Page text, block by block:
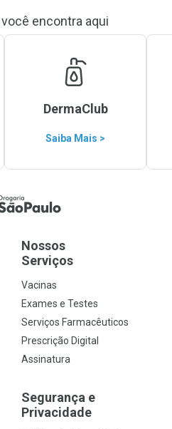
encontra aqui
DermaClub
Saiba Mais >
Home
Nossos
Serviços
Vacinas
Exames e Testes
Serviços Farmacêuticos
Prescrição Digital
Assinatura
Segurança e
Privacidade